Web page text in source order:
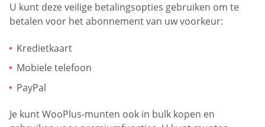
U kunt deze veilige betalingsopties gebruiken om te
betalen voor het abonnement van uw voorkeur:
Kredietkaart
Mobiele telefoon
PayPal
Je kunt WooPlus-munten ook in bulk kopen en